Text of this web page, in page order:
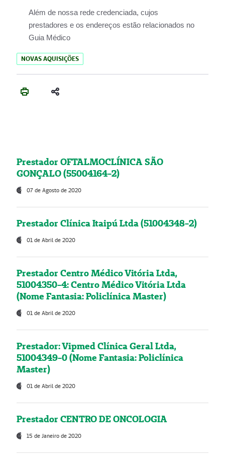
Além de nossa rede credenciada, cujos
prestadores e os endereços estão relacionados no
Guia Médico
NOVAS AQUISIÇÕES
Prestador OFTALMOCLÍNICA SÃO
GONÇALO (55004164-2)
07 de Agosto de 2020
Prestador Clínica Itaipú Ltda (51004348-2)
01 de Abril de 2020
Prestador Centro Médico Vitória Ltda,
51004350-4: Centro Médico Vitória Ltda
(Nome Fantasia: Policlínica Master)
01 de Abril de 2020
Prestador: Vipmed Clínica Geral Ltda,
51004349-0 (Nome Fantasia: Policlínica
Master)
01 de Abril de 2020
Prestador CENTRO DE ONCOLOGIA
15 de Janeiro de 2020